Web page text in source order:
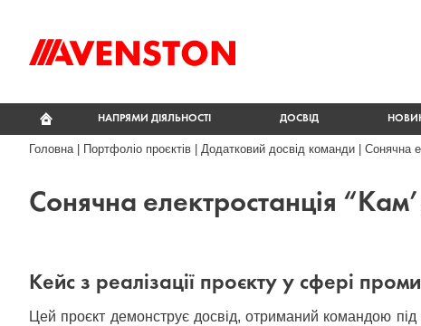
НАПРЯМИ ДІЯЛЬНОСТІ ДОСВІД
Головна| Портфоліо проєктів Додатковий досвід команди Сонячна
Сонячна електростанція
Кейс з реалізації проєкту у сфері
Цей проєкт демонструє досвід, отриманий командою під